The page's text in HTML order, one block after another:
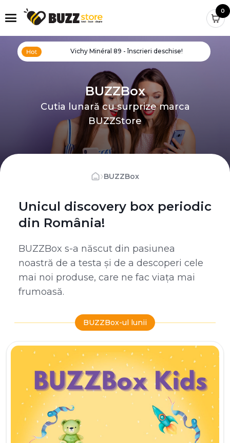
0
Vichy Minéral 89 - înscrieri deschise!
BUZZBox
Cutia lunară cu surprize marca
BUZZStore
›BUZZBox
Unicul discovery box periodic
din România!
BUZZBox s-a născut din pasiunea
noastră de a testa și de a descoperi cele
mai noi produse, care ne fac viața mai
frumoasă.
BUZZBox-ul lunii